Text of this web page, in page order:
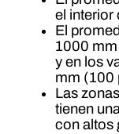
el interior
El
1000
y en los
mm (100
Las
tienen
con altos